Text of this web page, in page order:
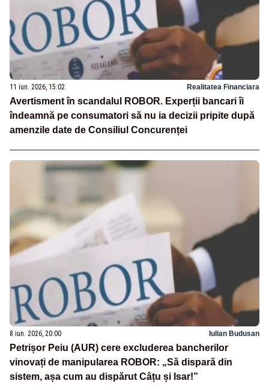
11 iun. 2026, 15:02 Realitatea Financiara
Avertisment în scandalul ROBOR. Experții bancari îi
îndeamnă pe consumatori să nu ia decizii pripite după
amenzile date de Consiliul Concurenței
8 iun. 2026, 20:00 Iulian Budusan
Petrișor Peiu (AUR) cere excluderea bancherilor
vinovați de manipularea ROBOR: „Să dispară din
sistem, așa cum au dispărut Câțu și Isar!”